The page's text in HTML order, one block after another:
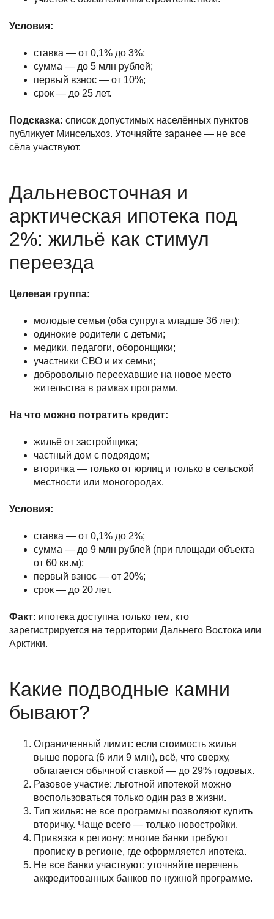
Условия:
ставка — от 0,1% до 3%;
сумма — до 5 млн рублей;
первый взнос — от 10%;
срок — до 25 лет.
Подсказка: список допустимых населённых пунктов
публикует Минсельхоз. Уточняйте заранее — не все
сёла участвуют.
Дальневосточная и
арктическая ипотека под
2%: жильё как стимул
переезда
Целевая группа:
молодые семьи (оба супруга младше 36 лет);
одинокие родители с детьми;
медики, педагоги, оборонщики;
участники СВО и их семьи;
добровольно переехавшие на новое место
жительства в рамках программ.
На что можно потратить кредит:
жильё от застройщика;
частный дом с подрядом;
вторичка — только от юрлиц и только в сельской
местности или моногородах.
Условия:
ставка — от 0,1% до 2%;
сумма — до 9 млн рублей (при площади объекта
от 60 кв.м);
первый взнос — от 20%;
срок — до 20 лет.
Факт: ипотека доступна только тем, кто
зарегистрируется на территории Дальнего Востока или
Арктики.
Какие подводные камни
бывают?
Ограниченный лимит: если стоимость жилья
выше порога (6 или 9 млн), всё, что сверху,
облагается обычной ставкой — до 29% годовых.
Разовое участие: льготной ипотекой можно
воспользоваться только один раз в жизни.
Тип жилья: не все программы позволяют купить
вторичку. Чаще всего — только новостройки.
Привязка к региону: многие банки требуют
прописку в регионе, где оформляется ипотека.
Не все банки участвуют: уточняйте перечень
аккредитованных банков по нужной программе.